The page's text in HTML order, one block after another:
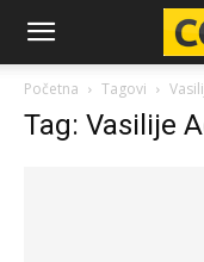
CG-
Fudbal
Početna Tagovi
Tag: Vasilije